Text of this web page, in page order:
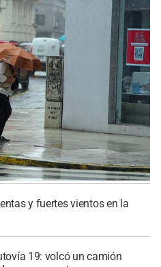
y fuertes vientos en la
19: volcó un camión